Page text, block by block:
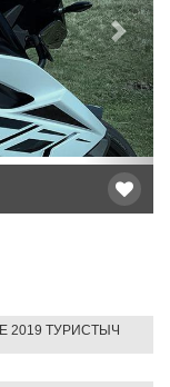
2019 ТУРИСТЫЧ